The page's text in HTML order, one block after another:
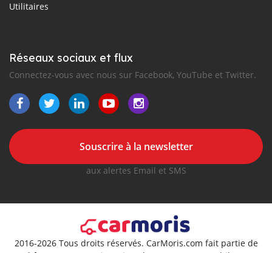
Utilitaires
Réseaux sociaux et flux
Connectez-vous avec nous sur Facebook, YouTube et Twitter.
Souscrire à la newsletter
aux alertes Email et SMS
2016-2026 Tous droits réservés. CarMoris.com fait partie de